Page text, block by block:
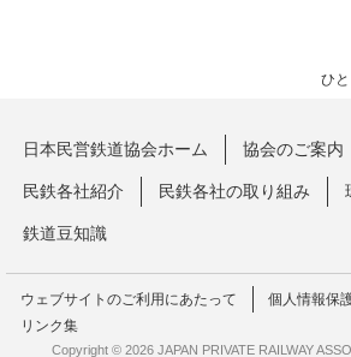
ひ
日本民営鉄道協会ホーム 協会のご案内
民鉄各社紹介 民鉄各社の取り組み
鉄道豆知識
ウェブサイトのご利用にあたって 個人情報保
リンク集
Copyright © 2026 JAPAN PRIVATE RAILWAY